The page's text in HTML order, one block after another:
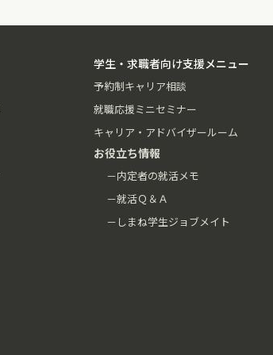
学生・求職者向け支援メニュー
予約制キャリア相談
就職応援ミニセミナー
キャリア・アドバイザールーム
お役立ち情報
－内定者の就活メモ
－就活Ｑ＆Ａ
－しまね学生ジョブメイト